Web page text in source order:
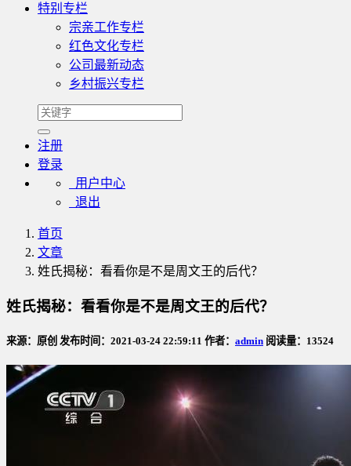
特别专栏
宗亲工作专栏
红色文化专栏
公司最新动态
乡村振兴专栏
注册
登录
用户中心
退出
首页
文章
姓氏揭秘：看看你是不是周文王的后代？
姓氏揭秘：看看你是不是周文王的后代？
来源：原创 发布时间：2021-03-24 22:59:11 作者： admin 阅读量：13524